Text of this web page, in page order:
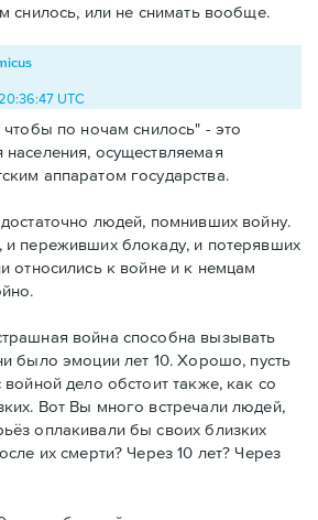
снилось, или не снимать вообще.
UTC
чтобы по ночам снилось" - это
населения, осуществляемая
аппаратом государства.
людей, помнивших войну.
и переживших блокаду, и потерявших
относились к войне и к немцам
война способна вызывать
было эмоции лет 10. Хорошо, пусть
дело обстоит также, как со
Вот Вы много встречали людей,
оплакивали бы своих близких
их смерти? Через 10 лет? Через